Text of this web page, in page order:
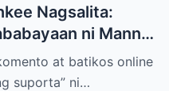
Nagsalita:
ni Manny
Eman?at batikos online
suporta” ni…